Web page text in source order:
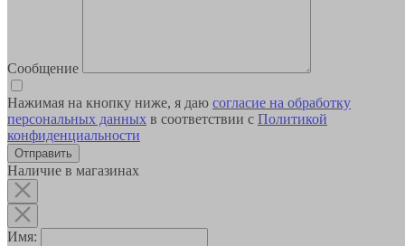
Сообщение
Нажимая на кнопку ниже, я даю согласие на обработку
персональных данных в соответствии с Политикой
конфиденциальности
Наличие в магазинах
Имя: